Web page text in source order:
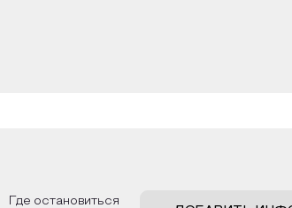
Где остановиться